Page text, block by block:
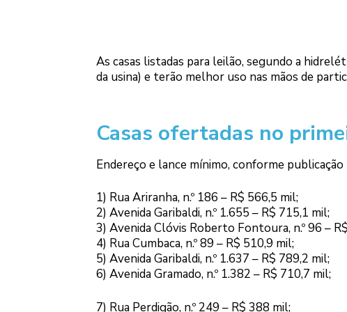
As casas listadas para leilão, segundo a
da usina) e terão melhor uso nas mãos de
Casas ofertadas no
Endereço e lance mínimo, conforme
1) Rua Ariranha, n.º 186 – R$ 566,5 mil;
2) Avenida Garibaldi, n.º 1.655 – R$ 715,1 mil;
3) Avenida Clóvis Roberto Fontoura, n.º 96 –
4) Rua Cumbaca, n.º 89 – R$ 510,9 mil;
5) Avenida Garibaldi, n.º 1.637 – R$ 789,2 mil;
6) Avenida Gramado, n.º 1.382 – R$ 710,7 mil;
7) Rua Perdigão, n.º 249 – R$ 388 mil;